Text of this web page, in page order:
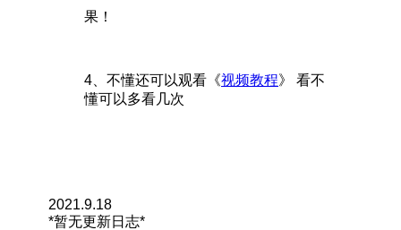
果！
4、不懂还可以观看《视频教程》 看不
懂可以多看几次
2021.9.18
*暂无更新日志*